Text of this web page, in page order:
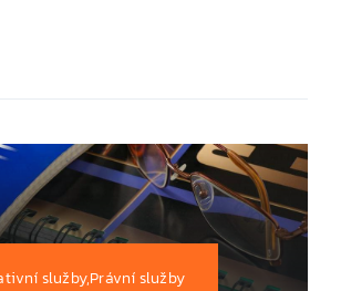
služby,Právní služby